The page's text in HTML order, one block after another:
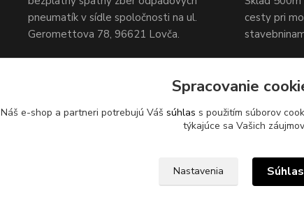
pneumatík v sídle spoločnosti na ul.
Geromettova 78, 96621 Lovča.
cesty pri
Spracovanie
Náš e-shop a partneri potrebujú Váš súhlas s použitím súborov
týkajúce sa Vašich
Nastavenia